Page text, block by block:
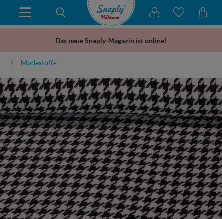
Das neue Snaply-Magazin ist online!
Modestoffe